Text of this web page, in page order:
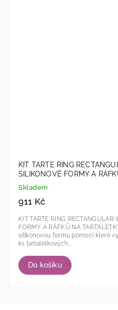
KIT TARTE RING
SILIKONOVÉ FORMY A
146x34mm
Skladem
911 Kč
Do košíku
KIT TARTE RING RECTANGULAR
FORMY A RÁFKŮ NA TARTALETKY
silikonovou formu pomocí které
ks tartaletkových...